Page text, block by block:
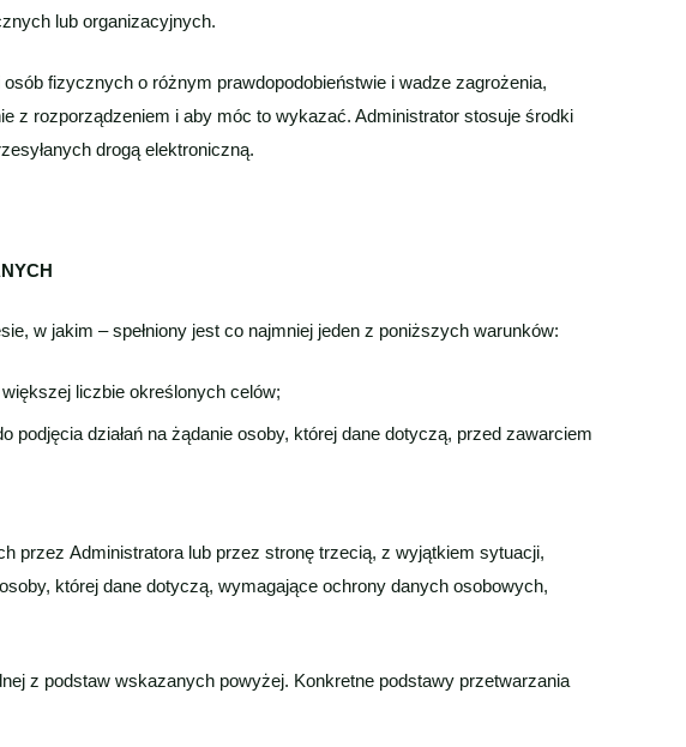
lub organizacyjnych.
fizycznych o różnym prawdopodobieństwie i wadze zagrożenia,
z rozporządzeniem i aby móc to wykazać. Administrator stosuje środki
drogą elektroniczną.
w jakim – spełniony jest co najmniej jeden z poniższych warunków:
liczbie określonych celów;
działań na żądanie osoby, której dane dotyczą, przed zawarciem
przez Administratora lub przez stronę trzecią, z wyjątkiem sytuacji,
której dane dotyczą, wymagające ochrony danych osobowych,
z podstaw wskazanych powyżej. Konkretne podstawy przetwarzania